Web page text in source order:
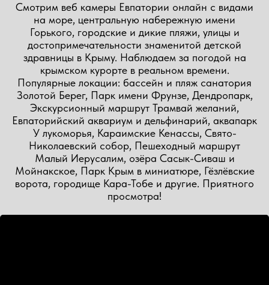
Смотрим веб камеры Евпатории онлайн с видами
на море, центральную набережную имени
Горького, городские и дикие пляжи, улицы и
достопримечательности знаменитой детской
здравницы в Крыму. Наблюдаем за погодой на
крымском курорте в реальном времени.
Популярные локации: бассейн и пляж санатория
Золотой Берег, Парк имени Фрунзе, Дендропарк,
Экскурсионный маршрут Трамвай желаний,
Евпаторийский аквариум и дельфинарий, аквапарк
У лукоморья, Караимские Кенассы, Свято-
Николаевский собор, Пешеходный маршрут
Малый Иерусалим, озёра Сасык-Сиваш и
Мойнакское, Парк Крым в миниатюре, Гёзлёвские
ворота, городище Кара-Тобе и другие. Приятного
просмотра!